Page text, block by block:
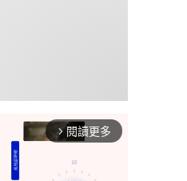
arrow_forward_ios 閱讀更多